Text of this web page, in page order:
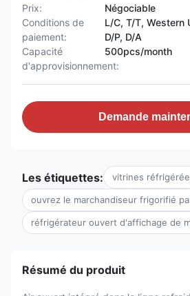
Prix:
Négociable
Conditions de
paiement:
L/C, T/T, Western
D/P, D/A
Capacité
d'approvisionnement:
500pcs/month
Demande
Les étiquettes: vitrines
ouvrez le marchandiseur frigorifié
réfrigérateur ouvert d'affichage de
Résumé du produit